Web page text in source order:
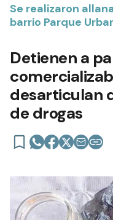
Se realizaron
barrio Parque
Detienen a
desarticulan
de drogas